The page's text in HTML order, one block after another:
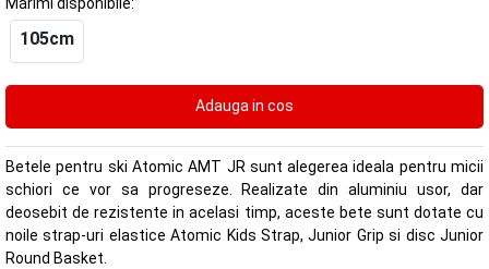
105cm
Betele pentru ski Atomic AMT JR sunt alegerea ideala pentru micii
schiori ce vor sa progreseze. Realizate din aluminiu usor, dar
deosebit de rezistente in acelasi timp, aceste bete sunt dotate cu
noile strap-uri elastice Atomic Kids Strap, Junior Grip si disc Junior
Round Basket.